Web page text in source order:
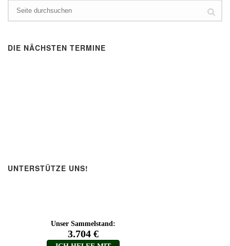
DIE NÄCHSTEN TERMINE
UNTERSTÜTZE UNS!